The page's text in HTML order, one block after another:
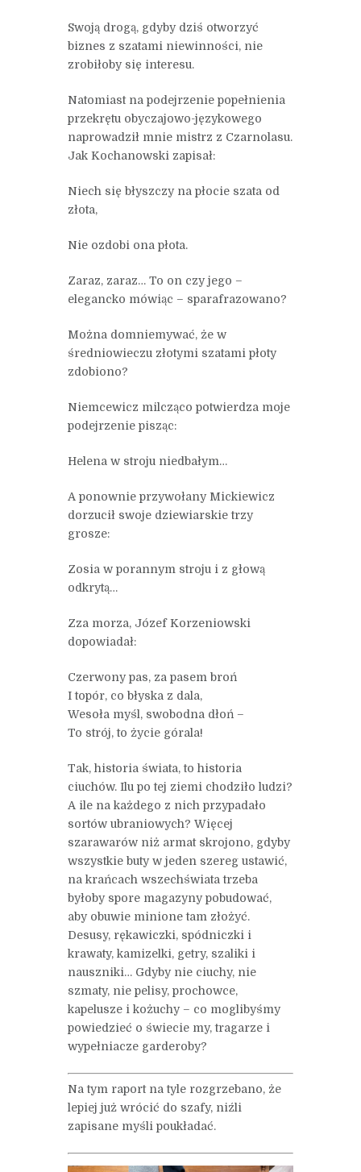
Swoją drogą, gdyby dziś otworzyć
biznes z szatami niewinności, nie
zrobiłoby się interesu.
Natomiast na podejrzenie popełnienia
przekrętu obyczajowo-językowego
naprowadził mnie mistrz z Czarnolasu.
Jak Kochanowski zapisał:
Niech się błyszczy na płocie szata od
złota,
Nie ozdobi ona płota.
Zaraz, zaraz… To on czy jego –
elegancko mówiąc – sparafrazowano?
Można domniemywać, że w
średniowieczu złotymi szatami płoty
zdobiono?
Niemcewicz milcząco potwierdza moje
podejrzenie pisząc:
Helena w stroju niedbałym…
A ponownie przywołany Mickiewicz
dorzucił swoje dziewiarskie trzy
grosze:
Zosia w porannym stroju i z głową
odkrytą…
Zza morza, Józef Korzeniowski
dopowiadał:
Czerwony pas, za pasem broń
I topór, co błyska z dala,
Wesoła myśl, swobodna dłoń –
To strój, to życie górala!
Tak, historia świata, to historia
ciuchów. Ilu po tej ziemi chodziło ludzi?
A ile na każdego z nich przypadało
sortów ubraniowych? Więcej
szarawarów niż armat skrojono, gdyby
wszystkie buty w jeden szereg ustawić,
na krańcach wszechświata trzeba
byłoby spore magazyny pobudować,
aby obuwie minione tam złożyć.
Desusy, rękawiczki, spódniczki i
krawaty, kamizelki, getry, szaliki i
nauszniki… Gdyby nie ciuchy, nie
szmaty, nie pelisy, prochowce,
kapelusze i kożuchy – co moglibyśmy
powiedzieć o świecie my, tragarze i
wypełniacze garderoby?
Na tym raport na tyle rozgrzebano, że
lepiej już wrócić do szafy, niźli
zapisane myśli poukładać.